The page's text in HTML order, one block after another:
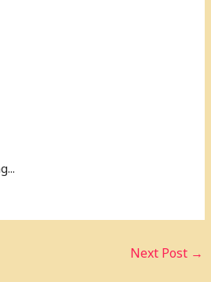
Next Post →